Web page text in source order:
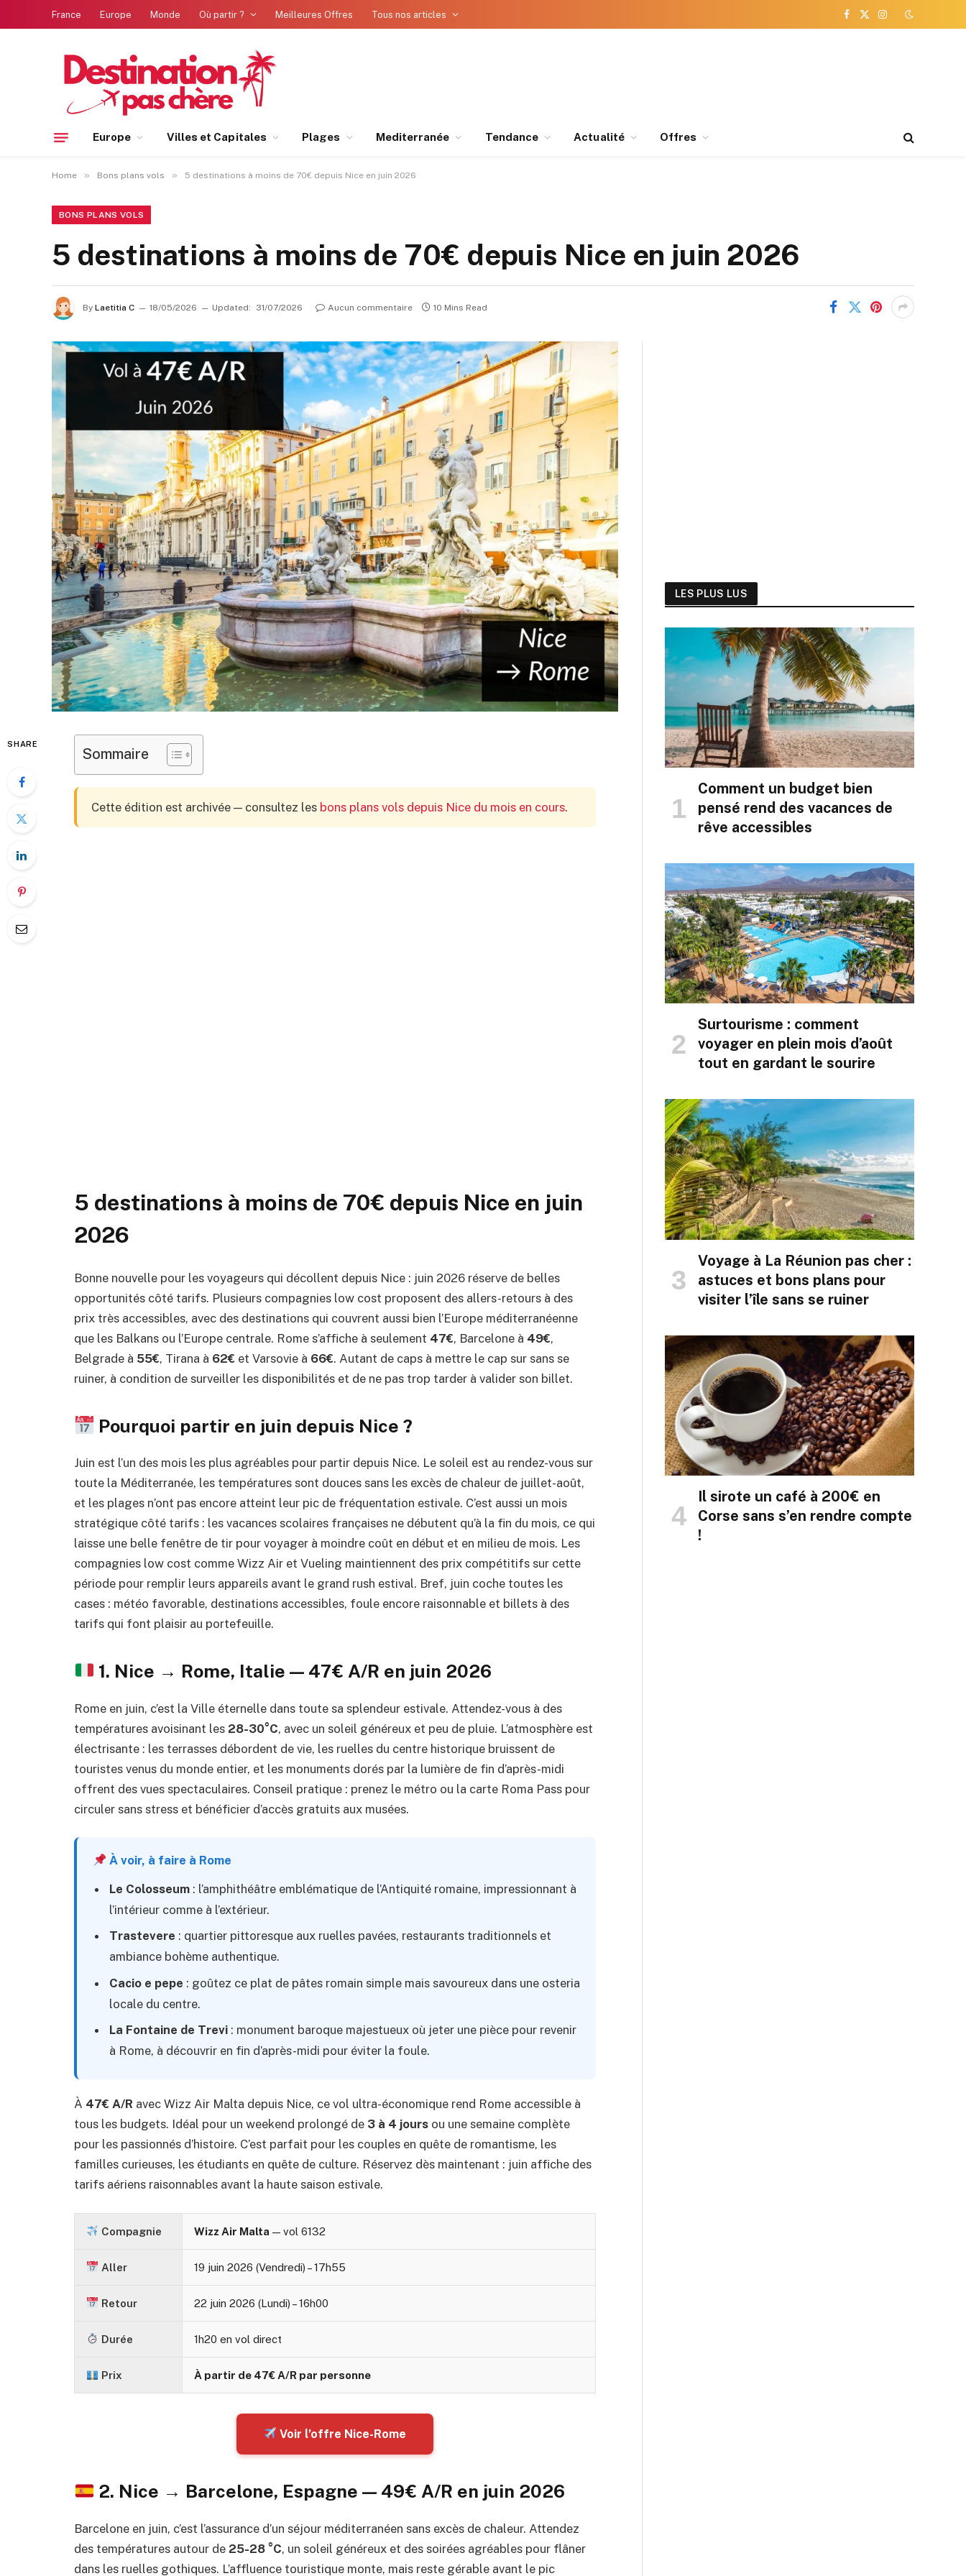
France Europe Monde Où partir ? Meilleures Offres Tous nos articles
Facebook
X
Instagram
Europe Villes et Capitales Plages Mediterranée Tendance Actualité Offres
Home » Bons plans vols » 5 destinations à moins de 70€ depuis Nice en juin 2026
BONS PLANS VOLS
5 destinations à moins de 70€ depuis Nice en juin 2026
By Laetitia C 18/05/2026 Updated: 31/07/2026 Aucun commentaire 10 Mins Read
SHARE
Sommaire
Cette édition est archivée — consultez les bons plans vols depuis Nice du mois en cours.
5 destinations à moins de 70€ depuis Nice en juin
2026
Bonne nouvelle pour les voyageurs qui décollent depuis Nice : juin 2026 réserve de belles
opportunités côté tarifs. Plusieurs compagnies low cost proposent des allers-retours à des
prix très accessibles, avec des destinations qui couvrent aussi bien l’Europe méditerranéenne
que les Balkans ou l’Europe centrale. Rome s’affiche à seulement 47€, Barcelone à 49€,
Belgrade à 55€, Tirana à 62€ et Varsovie à 66€. Autant de caps à mettre le cap sur sans se
ruiner, à condition de surveiller les disponibilités et de ne pas trop tarder à valider son billet.
Pourquoi partir en juin depuis Nice ?
Juin est l’un des mois les plus agréables pour partir depuis Nice. Le soleil est au rendez-vous sur
toute la Méditerranée, les températures sont douces sans les excès de chaleur de juillet-août,
et les plages n’ont pas encore atteint leur pic de fréquentation estivale. C’est aussi un mois
stratégique côté tarifs : les vacances scolaires françaises ne débutent qu’à la fin du mois, ce qui
laisse une belle fenêtre de tir pour voyager à moindre coût en début et en milieu de mois. Les
compagnies low cost comme Wizz Air et Vueling maintiennent des prix compétitifs sur cette
période pour remplir leurs appareils avant le grand rush estival. Bref, juin coche toutes les
cases : météo favorable, destinations accessibles, foule encore raisonnable et billets à des
tarifs qui font plaisir au portefeuille.
1. Nice → Rome, Italie — 47€ A/R en juin 2026
Rome en juin, c’est la Ville éternelle dans toute sa splendeur estivale. Attendez-vous à des
températures avoisinant les 28-30°C, avec un soleil généreux et peu de pluie. L’atmosphère est
électrisante : les terrasses débordent de vie, les ruelles du centre historique bruissent de
touristes venus du monde entier, et les monuments dorés par la lumière de fin d’après-midi
offrent des vues spectaculaires. Conseil pratique : prenez le métro ou la carte Roma Pass pour
circuler sans stress et bénéficier d’accès gratuits aux musées.
À voir, à faire à Rome
Le Colosseum : l’amphithéâtre emblématique de l’Antiquité romaine, impressionnant à
l’intérieur comme à l’extérieur.
Trastevere : quartier pittoresque aux ruelles pavées, restaurants traditionnels et
ambiance bohème authentique.
Cacio e pepe : goûtez ce plat de pâtes romain simple mais savoureux dans une osteria
locale du centre.
La Fontaine de Trevi : monument baroque majestueux où jeter une pièce pour revenir
à Rome, à découvrir en fin d’après-midi pour éviter la foule.
À 47€ A/R avec Wizz Air Malta depuis Nice, ce vol ultra-économique rend Rome accessible à
tous les budgets. Idéal pour un weekend prolongé de 3 à 4 jours ou une semaine complète
pour les passionnés d’histoire. C’est parfait pour les couples en quête de romantisme, les
familles curieuses, les étudiants en quête de culture. Réservez dès maintenant : juin affiche des
tarifs aériens raisonnables avant la haute saison estivale.
Compagnie Wizz Air Malta — vol 6132
Aller 19 juin 2026 (Vendredi) – 17h55
Retour 22 juin 2026 (Lundi) – 16h00
Durée 1h20 en vol direct
Prix À partir de 47€ A/R par personne
Voir l’offre Nice-Rome
2. Nice → Barcelone, Espagne — 49€ A/R en juin 2026
Barcelone en juin, c’est l’assurance d’un séjour méditerranéen sans excès de chaleur. Attendez
des températures autour de 25-28 °C, un soleil généreux et des soirées agréables pour flâner
dans les ruelles gothiques. L’affluence touristique monte, mais reste gérable avant le pic
LES PLUS LUS
Comment un budget bien
pensé rend des vacances de
rêve accessibles
Surtourisme : comment
voyager en plein mois d’août
tout en gardant le sourire
Voyage à La Réunion pas cher :
astuces et bons plans pour
visiter l’île sans se ruiner
Il sirote un café à 200€ en
Corse sans s’en rendre compte
!